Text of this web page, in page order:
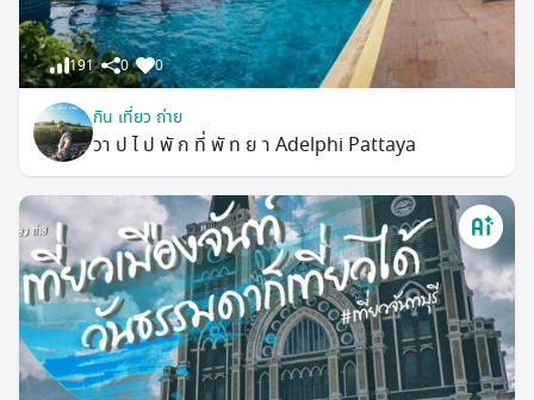
191 0 0
กิน เที่ยว ถ่าย
วา ป ไ ป พั ก ที่ พั ท ย า Adelphi Pattaya